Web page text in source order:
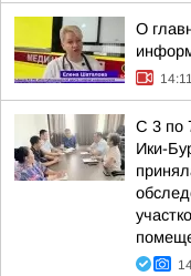
О
14:11
С 3 по
Ики-